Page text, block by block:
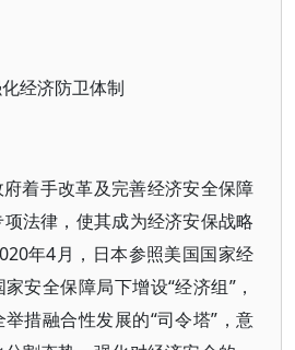
化经济防卫体制
着手改革及完善经济安全保障
法律，使其成为经济安保战略
年4月，日本参照美国国家经
安全保障局下增设“经济组”，
措融合性发展的“司令塔”，意